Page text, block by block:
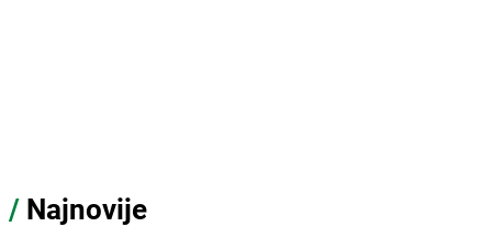
/ Najnovije